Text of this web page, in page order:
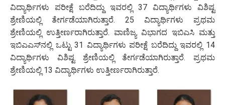
ವಿದ್ಯಾರ್ಥಿಗಳು ಪರೀಕ್ಷೆ ಬರೆದಿದ್ದು ಇವರಲ್ಲಿ 37 ವಿದ್ಯಾರ್ಥಿಗಳು ವಿಶಿಷ್ಟ
ಶ್ರೇಣಿಯಲ್ಲಿ ತೇರ್ಗಡೆಯಾಗಿರುತ್ತಾರೆ. 25 ವಿದ್ಯಾರ್ಥಿಗಳು ಪ್ರಥಮ
ಶ್ರೇಣಿಯಲ್ಲಿ ಉತ್ತೀರ್ಣರಾಗಿರುತ್ತಾರೆ. ವಾಣಿಜ್ಯ ವಿಭಾಗದ ಇಬಿಎಸಿ ಮತ್ತು
ಇಬಿಎಎಸ್‌ನಲ್ಲಿ ಒಟ್ಟು 31 ವಿದ್ಯಾರ್ಥಿಗಳು ಪರೀಕ್ಷೆ ಬರೆದಿದ್ದು ಇವರಲ್ಲಿ 14
ವಿದ್ಯಾರ್ಥಿಗಳು ವಿಶಿಷ್ಟ ಶ್ರೇಣಿಯಲ್ಲಿ ತೇರ್ಗಡೆಯಾಗಿರುತ್ತಾರೆ. ಪ್ರಥಮ
ಶ್ರೇಣಿಯಲ್ಲಿ 13 ವಿದ್ಯಾರ್ಥಿಗಳು ಉತ್ತೀರ್ಣರಾಗಿರುತ್ತಾರೆ.